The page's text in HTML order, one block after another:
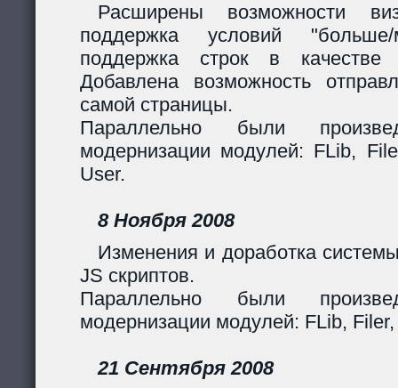
Расширены возможности
поддержка условий
поддержка строк в качестве
Добавлена возможность
самой страницы.
Параллельно были
модернизации модулей: FLib,
User.
8 Ноября 2008
Изменения и доработка
JS скриптов.
Параллельно были
модернизации модулей: FLib,
21 Сентября 2008